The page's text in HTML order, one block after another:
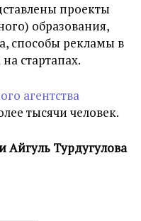
проекты
образования,
способы рекламы в
стартапах.
агентства
тысячи человек.
Айгуль Турдугулова